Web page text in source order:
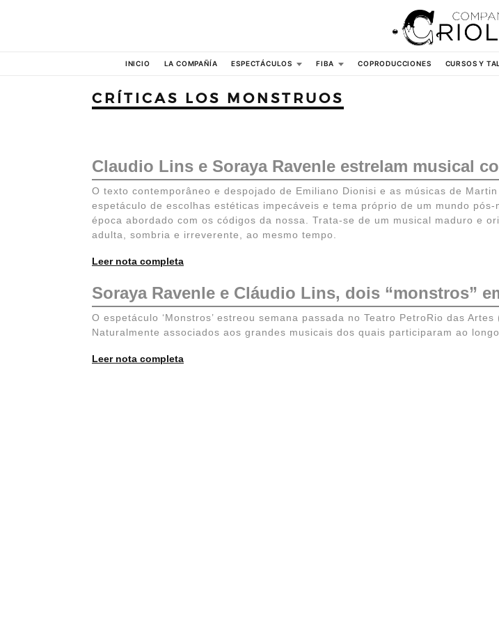
INICIO LA COMPAÑÍA ESPECTÁCULOS FIBA COPRODUCCIONES CURSOS Y
CRÍTICAS LOS MONSTRUOS
Claudio Lins e Soraya Ravenle estrelam musical
O texto contemporâneo e despojado de Emiliano Dionisi e as músicas de
espetáculo de escolhas estéticas impecáveis e tema próprio de um mundo
época abordado com os códigos da nossa. Trata-se de um musical maduro e
adulta, sombria e irreverente, ao mesmo tempo.
Leer nota completa
Soraya Ravenle e Cláudio Lins, dois “monstros”
O espetáculo ‘Monstros’ estreou semana passada no Teatro PetroRio das
Naturalmente associados aos grandes musicais dos quais participaram ao
Leer nota completa